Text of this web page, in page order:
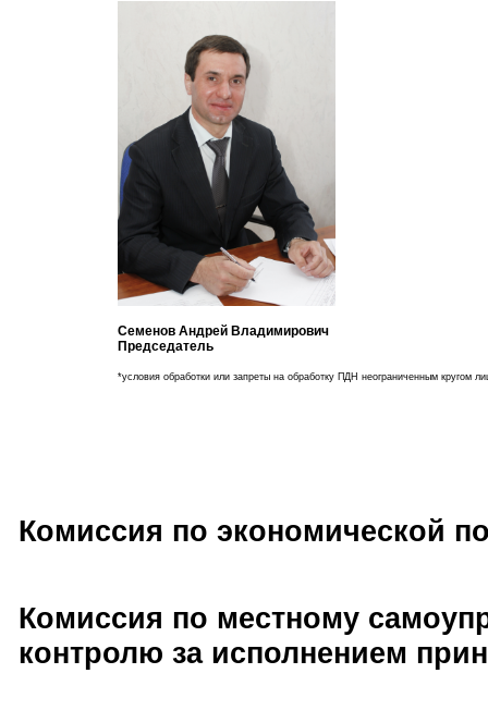
Семенов Андрей Владимирович
Председатель
*условия обработки или запреты на обработку ПДН неограниченным кругом
Комиссия по экономической
Комиссия по местному
контролю за исполнением